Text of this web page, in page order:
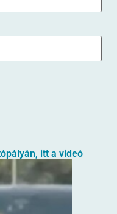
itt a videó